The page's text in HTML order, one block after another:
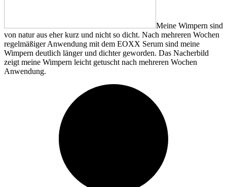
Meine Wimpern sind
von natur aus eher kurz und nicht so dicht. Nach mehreren Wochen
regelmäßiger Anwendung mit dem EOXX Serum sind meine
Wimpern deutlich länger und dichter geworden. Das Nacherbild
zeigt meine Wimpern leicht getuscht nach mehreren Wochen
Anwendung.